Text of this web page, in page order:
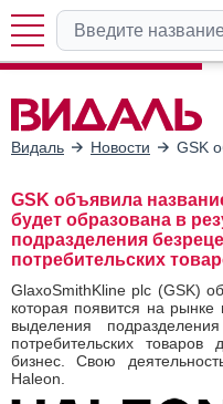
Видаль
Новости GSK
GSK объявила
будет образована в
подразделения
потребительских
GlaxoSmithKline plc (GSK)
которая появится на рынке
выделения
потребительских
бизнес. Cвою
Haleon.